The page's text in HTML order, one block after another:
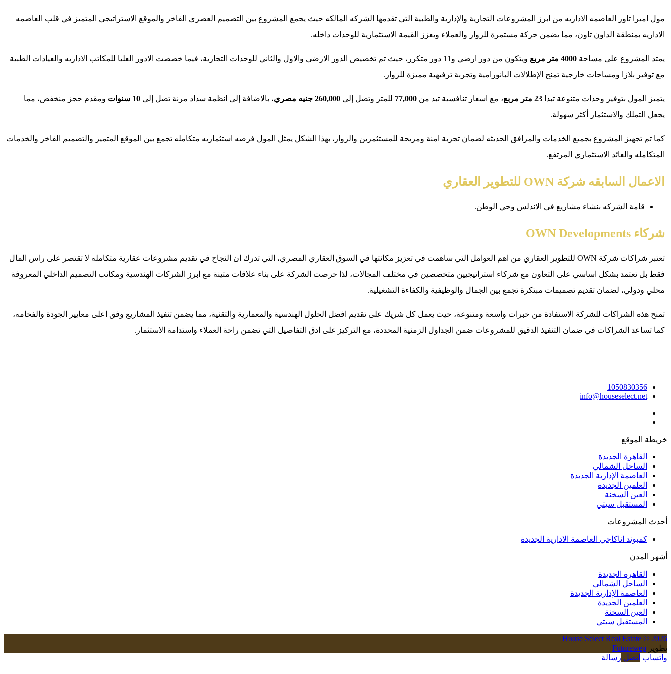
مول اميرا تاور العاصمه الاداريه من ابرز المشروعات التجارية والإدارية والطبية التي تقدمها الشركه المالكه حيث يجمع المشروع بين التصميم العصري الفاخر والموقع الاستراتيجي المتميز في قلب العاصمه
الاداريه بمنطقة الداون تاون، مما يضمن حركة مستمرة للزوار والعملاء ويعزز القيمة الاستثمارية للوحدات داخله.
يمتد المشروع على مساحة 4000 متر مربع
ويتكون من دور ارضي و11 دور متكرر، حيث تم تخصيص الدور الارضي والاول والثاني للوحدات التجارية، فيما خصصت الادور العليا للمكاتب الاداريه والعيادات الطبية
مع توفير بلازا ومساحات خارجية تمنح الإطلالات البانورامية وتجربة ترفيهية مميزة للزوار.
يتميز المول بتوفير وحدات متنوعة تبدا 23 متر مربع ، مع اسعار تنافسية تبد من 77,000 للمتر وتصل إلى ، بالاضافة إلى انظمة سداد مرنة تصل إلى 10 سنوات
ومقدم حجز منخفض، مما
يجعل التملك والاستثمار أكثر سهولة.
كما تم تجهيز المشروع بجميع الخدمات والمرافق الحديثه لضمان تجربة امنة ومريحة للمستثمرين والزوار، بهذا الشكل يمثل المول فرصه استثماريه متكامله تجمع بين الموقع المتميز والتصميم الفاخر والخدمات
المتكامله والعائد الاستثماري المرتفع.
الاعمال السابقه شركة OWN للتطوير العقاري
قامة الشركه بنشاء مشاريع في الاندلس وحي الوطن.
شركاء OWN Developments
تعتبر شراكات شركة OWN للتطوير العقاري من اهم العوامل التي ساهمت في تعزيز مكانتها في السوق العقاري المصري، التي تدرك ان النجاح في تقديم مشروعات عقارية متكامله لا تقتصر على راس المال
فقط بل تعتمد بشكل اساسي على التعاون مع شركاء استراتيجيين متخصصين في مختلف المجالات، لذا حرصت الشركة على بناء علاقات متينة مع ابرز الشركات الهندسية ومكاتب التصميم الداخلي المعروفة
محلي ودولي، لضمان تقديم تصميمات مبتكرة تجمع بين الجمال والوظيفية والكفاءة التشغيلية.
تمنح هذه الشراكات للشركة الاستفادة من خبرات واسعة ومتنوعة، حيث يعمل كل شريك على تقديم افضل الحلول الهندسية والمعمارية والتقنية، مما يضمن تنفيذ المشاريع وفق اعلى معايير الجودة والفخامه،
كما تساعد الشراكات في ضمان التنفيذ الدقيق للمشروعات ضمن الجداول الزمنية المحددة، مع التركيز على ادق التفاصيل التي تضمن راحة العملاء واستدامة الاستثمار.
1050830356
info@houseselect.net
خريطة الموقع
القاهرة الجديدة
الساحل الشمالي
العاصمة الإدارية الجديدة
العلمين الجديدة
العين السخنة
المستقبل سيتي
أحدث المشروعات
كمبوند اناكاجي العاصمة الادارية الجديدة
أشهر المدن
القاهرة الجديدة
الساحل الشمالي
العاصمة الإدارية الجديدة
العلمين الجديدة
العين السخنة
المستقبل سيتي
House Select Real Estate © 2026
تطوير Futurewep
واتساب اتصل رسالة